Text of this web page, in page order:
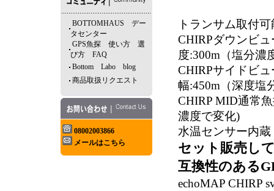
BOTTOMHAUS デー
タセンター
GPS魚探 使い方 選
び方 FAQ
Bottom Labo blog
商品取扱リクエスト
08002003866
メールはこちら
トランサム取付可
CHIRPダウンビュ
度:300m（塩分濃
CHIRPサイドビュ
幅:450m（深度塩
CHIRP MID通常
濃度で変化)
水温センサー内蔵
セット販売し
互換性のある
echoMAP CHIRP